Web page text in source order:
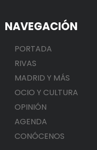
NAVEGACIÓN
PORTADA
RIVAS
MADRID Y MÁS
OCIO Y CULTURA
OPINIÓN
AGENDA
CONÓCENOS